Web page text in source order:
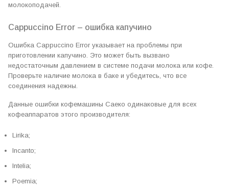
молокоподачей.
Cappuccino Error – ошибка капучино
Ошибка Cappuccino Error указывает на проблемы при
приготовлении капучино. Это может быть вызвано
недостаточным давлением в системе подачи молока или кофе.
Проверьте наличие молока в баке и убедитесь, что все
соединения надежны.
Данные ошибки кофемашины Саеко одинаковые для всех
кофеаппаратов этого производителя:
Lirika;
Incanto;
Intelia;
Poemia;